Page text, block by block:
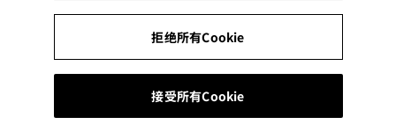
拒绝所有Cookie
接受所有Cookie